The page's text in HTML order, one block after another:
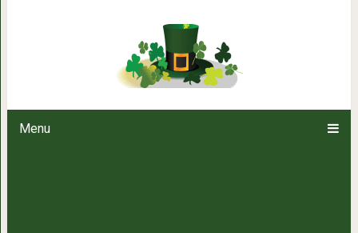
Menu
Совместимость в браке